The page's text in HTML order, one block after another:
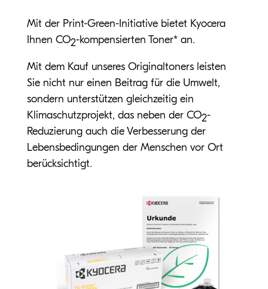
Mit der Print-Green-Initiative bietet Kyocera
Ihnen CO2-kompensierten Toner* an.
Mit dem Kauf unseres Originaltoners leisten
Sie nicht nur einen Beitrag für die Umwelt,
sondern unterstützen gleichzeitig ein
Klimaschutzprojekt, das neben der CO2-
Reduzierung auch die Verbesserung der
Lebensbedingungen der Menschen vor Ort
berücksichtigt.